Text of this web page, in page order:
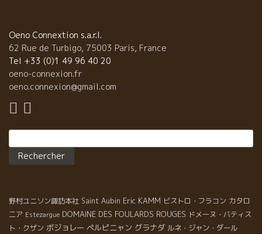
Oeno Connextion s.a.r.l.
62 Rue de Turbigo, 75003 Paris, France
Tel +33 (0)1 49 96 40 20
oeno-connexion.fr
oeno.connexion@gmail.com
野村ユニソン諏訪本社 Saint Aubin Eric KAMM ビストロ・フラコン カタロ
ニア Estezargue DOMAINE DES FOULARDS ROUGES ドメーヌ・バティス
ト・クザン ボジョレー ペルピニャン グラナダ ルネ・ジャン・ダール